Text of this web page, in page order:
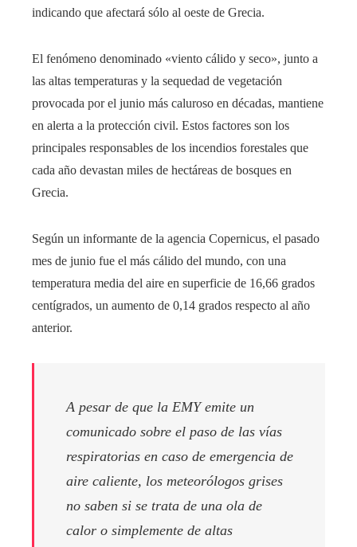
indicando que afectará sólo al oeste de Grecia.
El fenómeno denominado «viento cálido y seco», junto a
las altas temperaturas y la sequedad de vegetación
provocada por el junio más caluroso en décadas, mantiene
en alerta a la protección civil. Estos factores son los
principales responsables de los incendios forestales que
cada año devastan miles de hectáreas de bosques en
Grecia.
Según un informante de la agencia Copernicus, el pasado
mes de junio fue el más cálido del mundo, con una
temperatura media del aire en superficie de 16,66 grados
centígrados, un aumento de 0,14 grados respecto al año
anterior.
A pesar de que la EMY emite un
comunicado sobre el paso de las vías
respiratorias en caso de emergencia de
aire caliente, los meteorólogos grises
no saben si se trata de una ola de
calor o simplemente de altas